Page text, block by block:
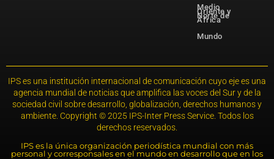
Medio
Oriente y
Norte de
África
Mundo
IPS es una institución internacional de comunicación cuyo eje es una
agencia mundial de noticias que amplifica las voces del Sur y de la
sociedad civil sobre desarrollo, globalización, derechos humanos y
ambiente. Copyright © 2025 IPS-Inter Press Service. Todos los
derechos reservados.
IPS es la única organización periodística mundial con más
personal y corresponsales en el mundo en desarrollo que en los